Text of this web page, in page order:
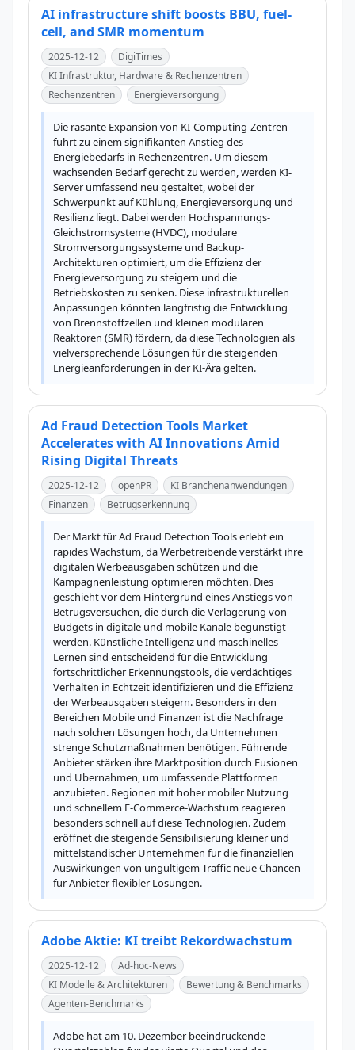
AI infrastructure shift boosts BBU, fuel-
cell, and SMR momentum
2025-12-12
DigiTimes
KI Infrastruktur, Hardware & Rechenzentren
Rechenzentren
Energieversorgung
Die rasante Expansion von KI-Computing-Zentren
führt zu einem signifikanten Anstieg des
Energiebedarfs in Rechenzentren. Um diesem
wachsenden Bedarf gerecht zu werden, werden KI-
Server umfassend neu gestaltet, wobei der
Schwerpunkt auf Kühlung, Energieversorgung und
Resilienz liegt. Dabei werden Hochspannungs-
Gleichstromsysteme (HVDC), modulare
Stromversorgungssysteme und Backup-
Architekturen optimiert, um die Effizienz der
Energieversorgung zu steigern und die
Betriebskosten zu senken. Diese infrastrukturellen
Anpassungen könnten langfristig die Entwicklung
von Brennstoffzellen und kleinen modularen
Reaktoren (SMR) fördern, da diese Technologien als
vielversprechende Lösungen für die steigenden
Energieanforderungen in der KI-Ära gelten.
Ad Fraud Detection Tools Market
Accelerates with AI Innovations Amid
Rising Digital Threats
2025-12-12 openPR
KI Branchenanwendungen
Finanzen
Betrugserkennung
Der Markt für Ad Fraud Detection Tools erlebt ein
rapides Wachstum, da Werbetreibende verstärkt ihre
digitalen Werbeausgaben schützen und die
Kampagnenleistung optimieren möchten. Dies
geschieht vor dem Hintergrund eines Anstiegs von
Betrugsversuchen, die durch die Verlagerung von
Budgets in digitale und mobile Kanäle begünstigt
werden. Künstliche Intelligenz und maschinelles
Lernen sind entscheidend für die Entwicklung
fortschrittlicher Erkennungstools, die verdächtiges
Verhalten in Echtzeit identifizieren und die Effizienz
der Werbeausgaben steigern. Besonders in den
Bereichen Mobile und Finanzen ist die Nachfrage
nach solchen Lösungen hoch, da Unternehmen
strenge Schutzmaßnahmen benötigen. Führende
Anbieter stärken ihre Marktposition durch Fusionen
und Übernahmen, um umfassende Plattformen
anzubieten. Regionen mit hoher mobiler Nutzung
und schnellem E-Commerce-Wachstum reagieren
besonders schnell auf diese Technologien. Zudem
eröffnet die steigende Sensibilisierung kleiner und
mittelständischer Unternehmen für die finanziellen
Auswirkungen von ungültigem Traffic neue Chancen
für Anbieter flexibler Lösungen.
Adobe Aktie: KI treibt Rekordwachstum
2025-12-12
Ad-hoc-News
KI Modelle & Architekturen
Bewertung & Benchmarks
Agenten-Benchmarks
Adobe hat am 10. Dezember beeindruckende